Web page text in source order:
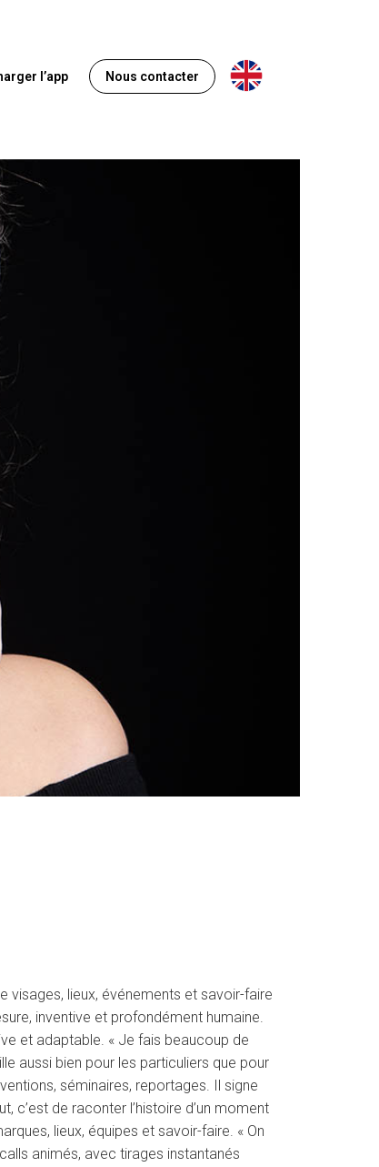
l’app Nous contacter Anglais
visages, lieux, événements et savoir-faire
inventive et profondément humaine.
et adaptable. « Je fais beaucoup de
aussi bien pour les particuliers que pour
séminaires, reportages. Il signe
c’est de raconter l’histoire d’un moment
lieux, équipes et savoir-faire. « On
animés, avec tirages instantanés